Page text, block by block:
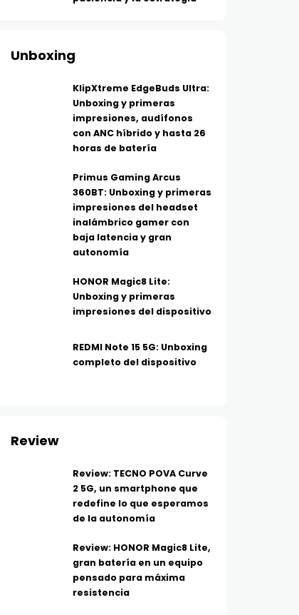
Unboxing
KlipXtreme EdgeBuds Ultra:
Unboxing y primeras
impresiones, audífonos
con ANC híbrido y hasta 26
horas de batería
Primus Gaming Arcus
360BT: Unboxing y primeras
impresiones del headset
inalámbrico gamer con
baja latencia y gran
autonomía
HONOR Magic8 Lite:
Unboxing y primeras
impresiones del dispositivo
REDMI Note 15 5G: Unboxing
completo del dispositivo
Review
Review: TECNO POVA Curve
2 5G, un smartphone que
redefine lo que esperamos
de la autonomía
Review: HONOR Magic8 Lite,
gran batería en un equipo
pensado para máxima
resistencia